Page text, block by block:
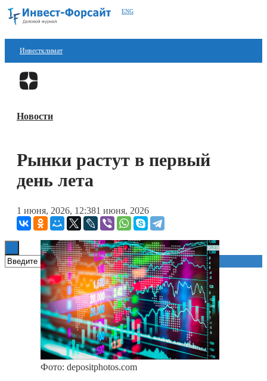
ENG
Инвестклимат
Финансы
Блокчейн
Книги
Новости
Рынки растут в первый
день лета
1 июня, 2026, 12:381 июня, 2026
Фото: depositphotos.com